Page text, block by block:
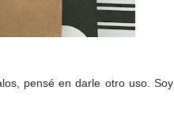
pensé en darle otro uso. Soy